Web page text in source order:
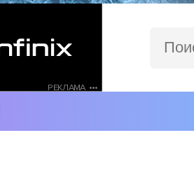
РЕКЛАМА •••
сайту